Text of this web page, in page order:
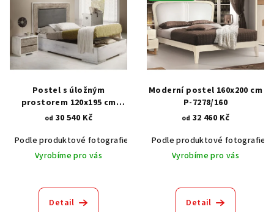
s
p
Postel s úložným
prostorem 120x195 cm
ZA3219
od 30 540 Kč
Podle produktové fotografie
Bílá Bílá s patinou BT9001-A6
Vyrobíme pro vás
Detail
Moderní postel 160x200 cm
P-7278/160
od 32 460 Kč
Podle produktové fotografie
Vyrobíme pro vás
Detail